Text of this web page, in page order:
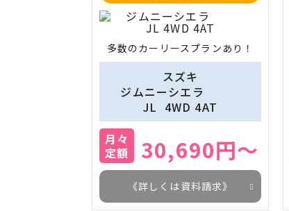
多数のカーリースプランあり！
スズキ
ジムニーシエラ
JL  4WD 4AT
月々
定額
30,690円～
《詳しくは資料請求》